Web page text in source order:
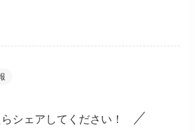
シェアしてください！